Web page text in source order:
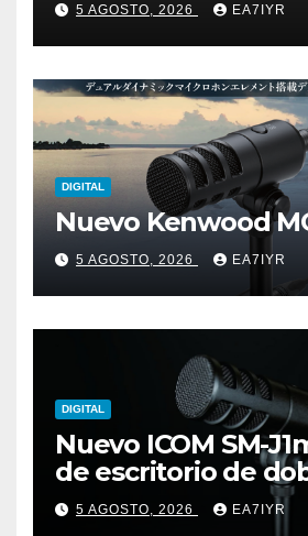
5 AGOSTO, 2026 EA7IYR
DIGITAL
Nuevo Kenwood
5 AGOSTO, 2026 EA7IYR
DIGITAL
Nuevo ICOM SM-
de escritorio de
elemento premium
5 AGOSTO, 2026 EA7IYR